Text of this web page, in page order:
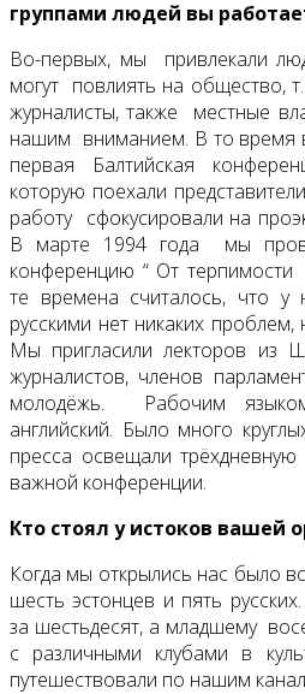
группами людей вы
Во-первых, мы привлекали
могут повлиять на общество,
журналисты, также местные
нашим вниманием. В то время
первая Балтийская
которую поехали
работу сфокусировали на
В марте 1994 года мы
конференцию “ От
те времена считалось, что у
русскими нет никаких
Мы пригласили лекторов из
журналистов, членов
молодёжь. Рабочим
английский. Было много
пресса освещали
важной конференции.
Кто стоял у истоков вашей
Когда мы открылись нас было
шесть эстонцев и пять
за шестьдесят, а младшему
с различными клубами в
путешествовали по нашим